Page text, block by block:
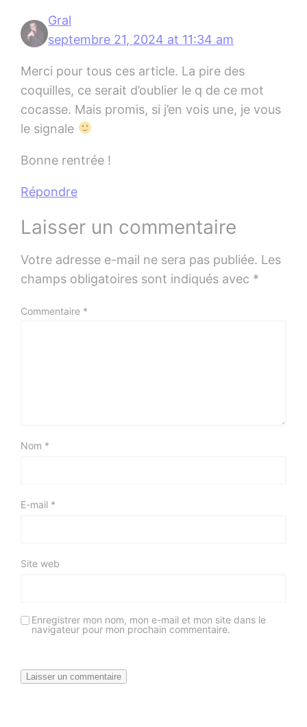
Gral
septembre 21, 2024 at 11:34 am
Merci pour tous ces article. La pire des
coquilles, ce serait d’oublier le q de ce mot
cocasse. Mais promis, si j’en vois une, je vous
le signale
Bonne rentrée !
Répondre
Laisser un commentaire
Votre adresse e-mail ne sera pas publiée. Les
champs obligatoires sont indiqués avec *
Commentaire *
Nom *
E-mail *
Site web
Enregistrer mon nom, mon e-mail et mon site dans le
navigateur pour mon prochain commentaire.